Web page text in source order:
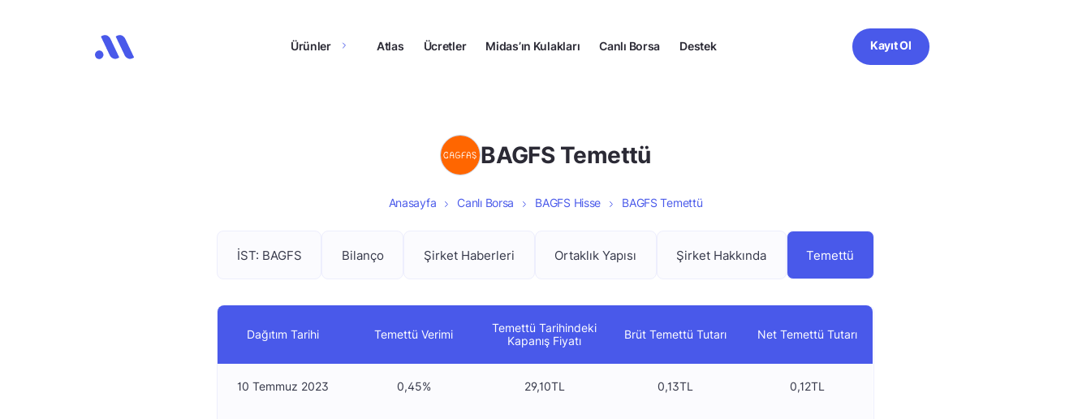
Ürünler Atlas Ücretler Midas’ın Kulakları Canlı Borsa Destek Kayıt Ol
BAGFS Temettü
Anasayfa Canlı Borsa BAGFS Hisse BAGFS Temettü
İST: BAGFS Bilanço Şirket Haberleri Ortaklık Yapısı Şirket Hakkında Temettü
Dağıtım Tarihi Temettü Verimi
Temettü Tarihindeki
Kapanış Fiyatı
Brüt Temettü Tutarı Net Temettü Tutarı
10 Temmuz 2023 0,45% 29,10TL 0,13TL 0,12TL